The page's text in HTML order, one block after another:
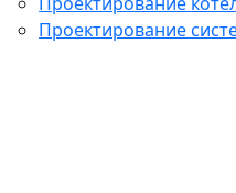
Проектирование